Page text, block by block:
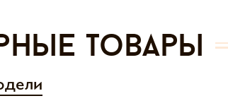
товары